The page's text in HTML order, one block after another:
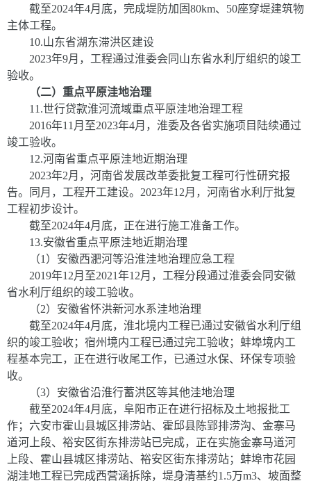
截至2024年4月底，完成堤防加固80km、 50座穿堤建筑物
主体工程。
10.山东省湖东滞洪区建设
2023年9月，工程通过淮委会同山东省水利厅组织的竣工
验收。
（二）重点平原洼地治理
11 .世行贷款淮河流域重点平原洼地治理工程
2016年11 月至2023年4月，淮委及各省实施项目陆续通过
竣工验收。
12.河南省重点平原洼地近期治理
2023年2月，河南省发展改革委批复工程可行性研究报
告。同月，工程开工建设。 2023年12月，河南省水利厅批复
工程初步设计。
截至2024年4月底，正在进行施工准备工作。
13.安徽省重点平原洼地近期治理
（1 ）安徽西淝河等沿淮洼地治理应急工程
2019年12月至2021年12月，工程分段通过淮委会同安徽
省水利厅组织的竣工验收。
（2）安徽省怀洪新河水系洼地治理
截至2024年4月底，淮北境内工程已通过安徽省水利厅组
织的竣工验收；宿州境内工程已通过完工验收；蚌埠境内工
程基本完工，正在进行收尾工作，已通过水保、环保专项验
收。
（3）安徽省沿淮行蓄洪区等其他洼地治理
截至2024年4月底，阜阳市正在进行招标及土地报批工
作；六安市霍山县城区排涝站、霍邱县陈郢排涝沟、金寨马
道河上段、裕安区街东排涝站已完成，正在实施金寨马道河
上段、霍山县城区排涝站、裕安区街东排涝站；蚌埠市花园
湖洼地工程已完成西营涵拆除，堤身清基约1.5万m3、坡面整